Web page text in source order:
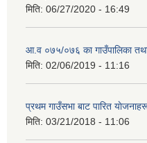
मिति: 06/27/2020 - 16:49
आ‍.व ०७५/०७६ का गाउँपालिका
मिति: 02/06/2019 - 11:16
प्रथम गाउँसभा बाट पारित
मिति: 03/21/2018 - 11:06